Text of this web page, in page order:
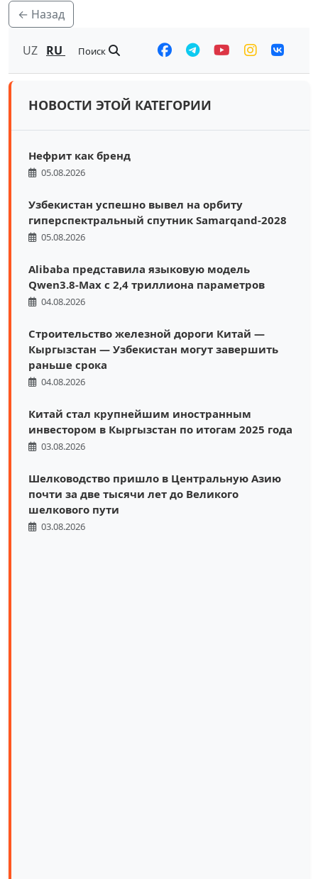
← Назад
UZ RU Поиск
НОВОСТИ ЭТОЙ КАТЕГОРИИ
Нефрит как бренд
05.08.2026
Узбекистан успешно вывел на орбиту
гиперспектральный спутник Samarqand-2028
05.08.2026
Alibaba представила языковую модель
Qwen3.8-Max с 2,4 триллиона параметров
04.08.2026
Строительство железной дороги Китай —
Кыргызстан — Узбекистан могут завершить
раньше срока
04.08.2026
Китай стал крупнейшим иностранным
инвестором в Кыргызстан по итогам 2025 года
03.08.2026
Шелководство пришло в Центральную Азию
почти за две тысячи лет до Великого
шелкового пути
03.08.2026